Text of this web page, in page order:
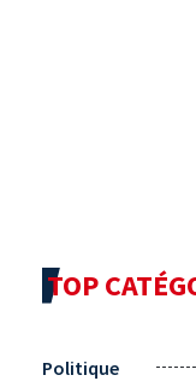
TOP
Politique